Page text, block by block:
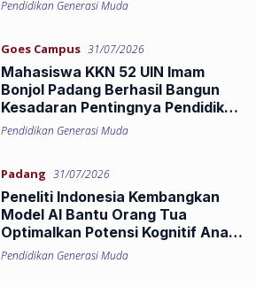
Pendidikan Generasi Muda
Goes Campus 31/07/2026
Mahasiswa KKN 52 UIN Imam
Bonjol Padang Berhasil Bangun
Kesadaran Pentingnya Pendidikan
di SMPN 03 Patamuan
Pendidikan Generasi Muda
Padang 31/07/2026
Peneliti Indonesia Kembangkan
Model AI Bantu Orang Tua
Optimalkan Potensi Kognitif Anak
Sejak Pra-Konsepsi
Pendidikan Generasi Muda